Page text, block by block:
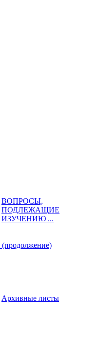
ВОПРОСЫ,
ПОДЛЕЖАЩИЕ
ИЗУЧЕНИЮ ...
Архивные листы